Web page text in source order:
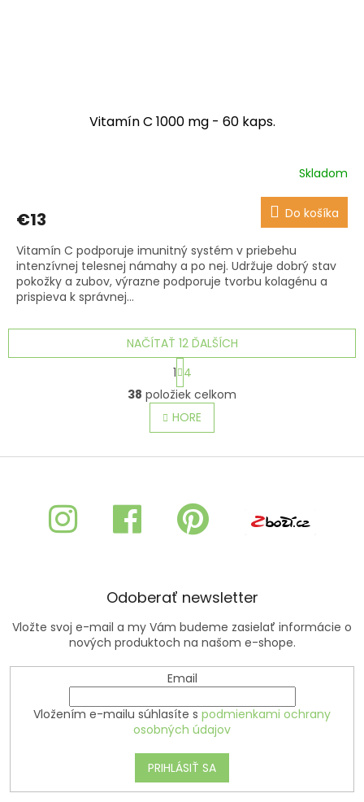
Vitamín C 1000 mg - 60 kaps.
je
z
5
hviezdičiek.
Skladom
€13 Do košíka
Vitamín C podporuje imunitný systém v priebehu
intenzívnej telesnej námahy a po nej. Udržuje dobrý stav
pokožky a zubov, výrazne podporuje tvorbu kolagénu a
prispieva k správnej...
O
v
l
á
e
p
v
ý
p
i
s
u
NAČÍTAŤ 12 ĎALŠÍCH
S
t
r
á
n
k
v
i
e
1 4
38 položiek celkom
HORE
Z
Odoberať newsletter
Vložte svoj e-mail a my Vám budeme zasielať informácie o
nových produktoch na našom e-shope.
Email
Vložením e-mailu súhlasíte s podmienkami ochrany
osobných údajov
PRIHLÁSIŤ SA